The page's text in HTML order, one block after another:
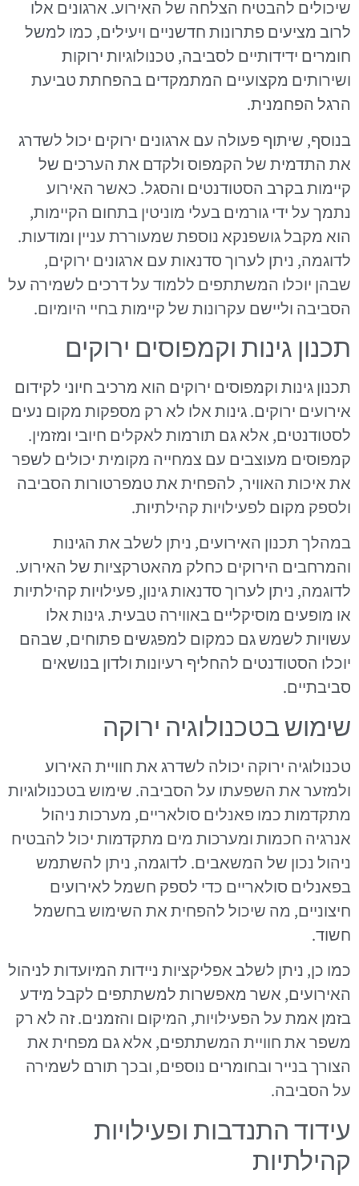
שיכולים להבטיח הצלחה של האירוע. ארגונים אלו
לרוב מציעים פתרונות חדשניים ויעילים, כמו למשל
חומרים ידידותיים לסביבה, טכנולוגיות ירוקות
ושירותים מקצועיים המתמקדים בהפחתת טביעת
הרגל הפחמנית.
בנוסף, שיתוף פעולה עם ארגונים ירוקים יכול לשדרג
את התדמית של הקמפוס ולקדם את הערכים של
קיימות בקרב הסטודנטים והסגל. כאשר האירוע
נתמך על ידי גורמים בעלי מוניטין בתחום הקיימות,
הוא מקבל גושפנקא נוספת שמעוררת עניין ומודעות.
לדוגמה, ניתן לערוך סדנאות עם ארגונים ירוקים,
שבהן יוכלו המשתתפים ללמוד על דרכים לשמירה על
הסביבה וליישם עקרונות של קיימות בחיי היומיום.
תכנון גינות וקמפוסים ירוקים
תכנון גינות וקמפוסים ירוקים הוא מרכיב חיוני לקידום
אירועים ירוקים. גינות אלו לא רק מספקות מקום נעים
לסטודנטים, אלא גם תורמות לאקלים חיובי ומזמין.
קמפוסים מעוצבים עם צמחייה מקומית יכולים לשפר
את איכות האוויר, להפחית את טמפרטורות הסביבה
ולספק מקום לפעילויות קהילתיות.
במהלך תכנון האירועים, ניתן לשלב את הגינות
והמרחבים הירוקים כחלק מהאטרקציות של האירוע.
לדוגמה, ניתן לערוך סדנאות גינון, פעילויות קהילתיות
או מופעים מוסיקליים באווירה טבעית. גינות אלו
עשויות לשמש גם כמקום למפגשים פתוחים, שבהם
יוכלו הסטודנטים להחליף רעיונות ולדון בנושאים
סביבתיים.
שימוש בטכנולוגיה ירוקה
טכנולוגיה ירוקה יכולה לשדרג את חוויית האירוע
ולמזער את השפעתו על הסביבה. שימוש בטכנולוגיות
מתקדמות כמו פאנלים סולאריים, מערכות ניהול
אנרגיה חכמות ומערכות מים מתקדמות יכול להבטיח
ניהול נכון של המשאבים. לדוגמה, ניתן להשתמש
בפאנלים סולאריים כדי לספק חשמל לאירועים
חיצוניים, מה שיכול להפחית את השימוש בחשמל
חשוד.
כמו כן, ניתן לשלב אפליקציות ניידות המיועדות לניהול
האירועים, אשר מאפשרות למשתתפים לקבל מידע
בזמן אמת על הפעילויות, המיקום והזמנים. זה לא רק
משפר את חוויית המשתתפים, אלא גם מפחית את
הצורך בנייר ובחומרים נוספים, ובכך תורם לשמירה
על הסביבה.
עידוד התנדבות ופעילויות
קהילתיות